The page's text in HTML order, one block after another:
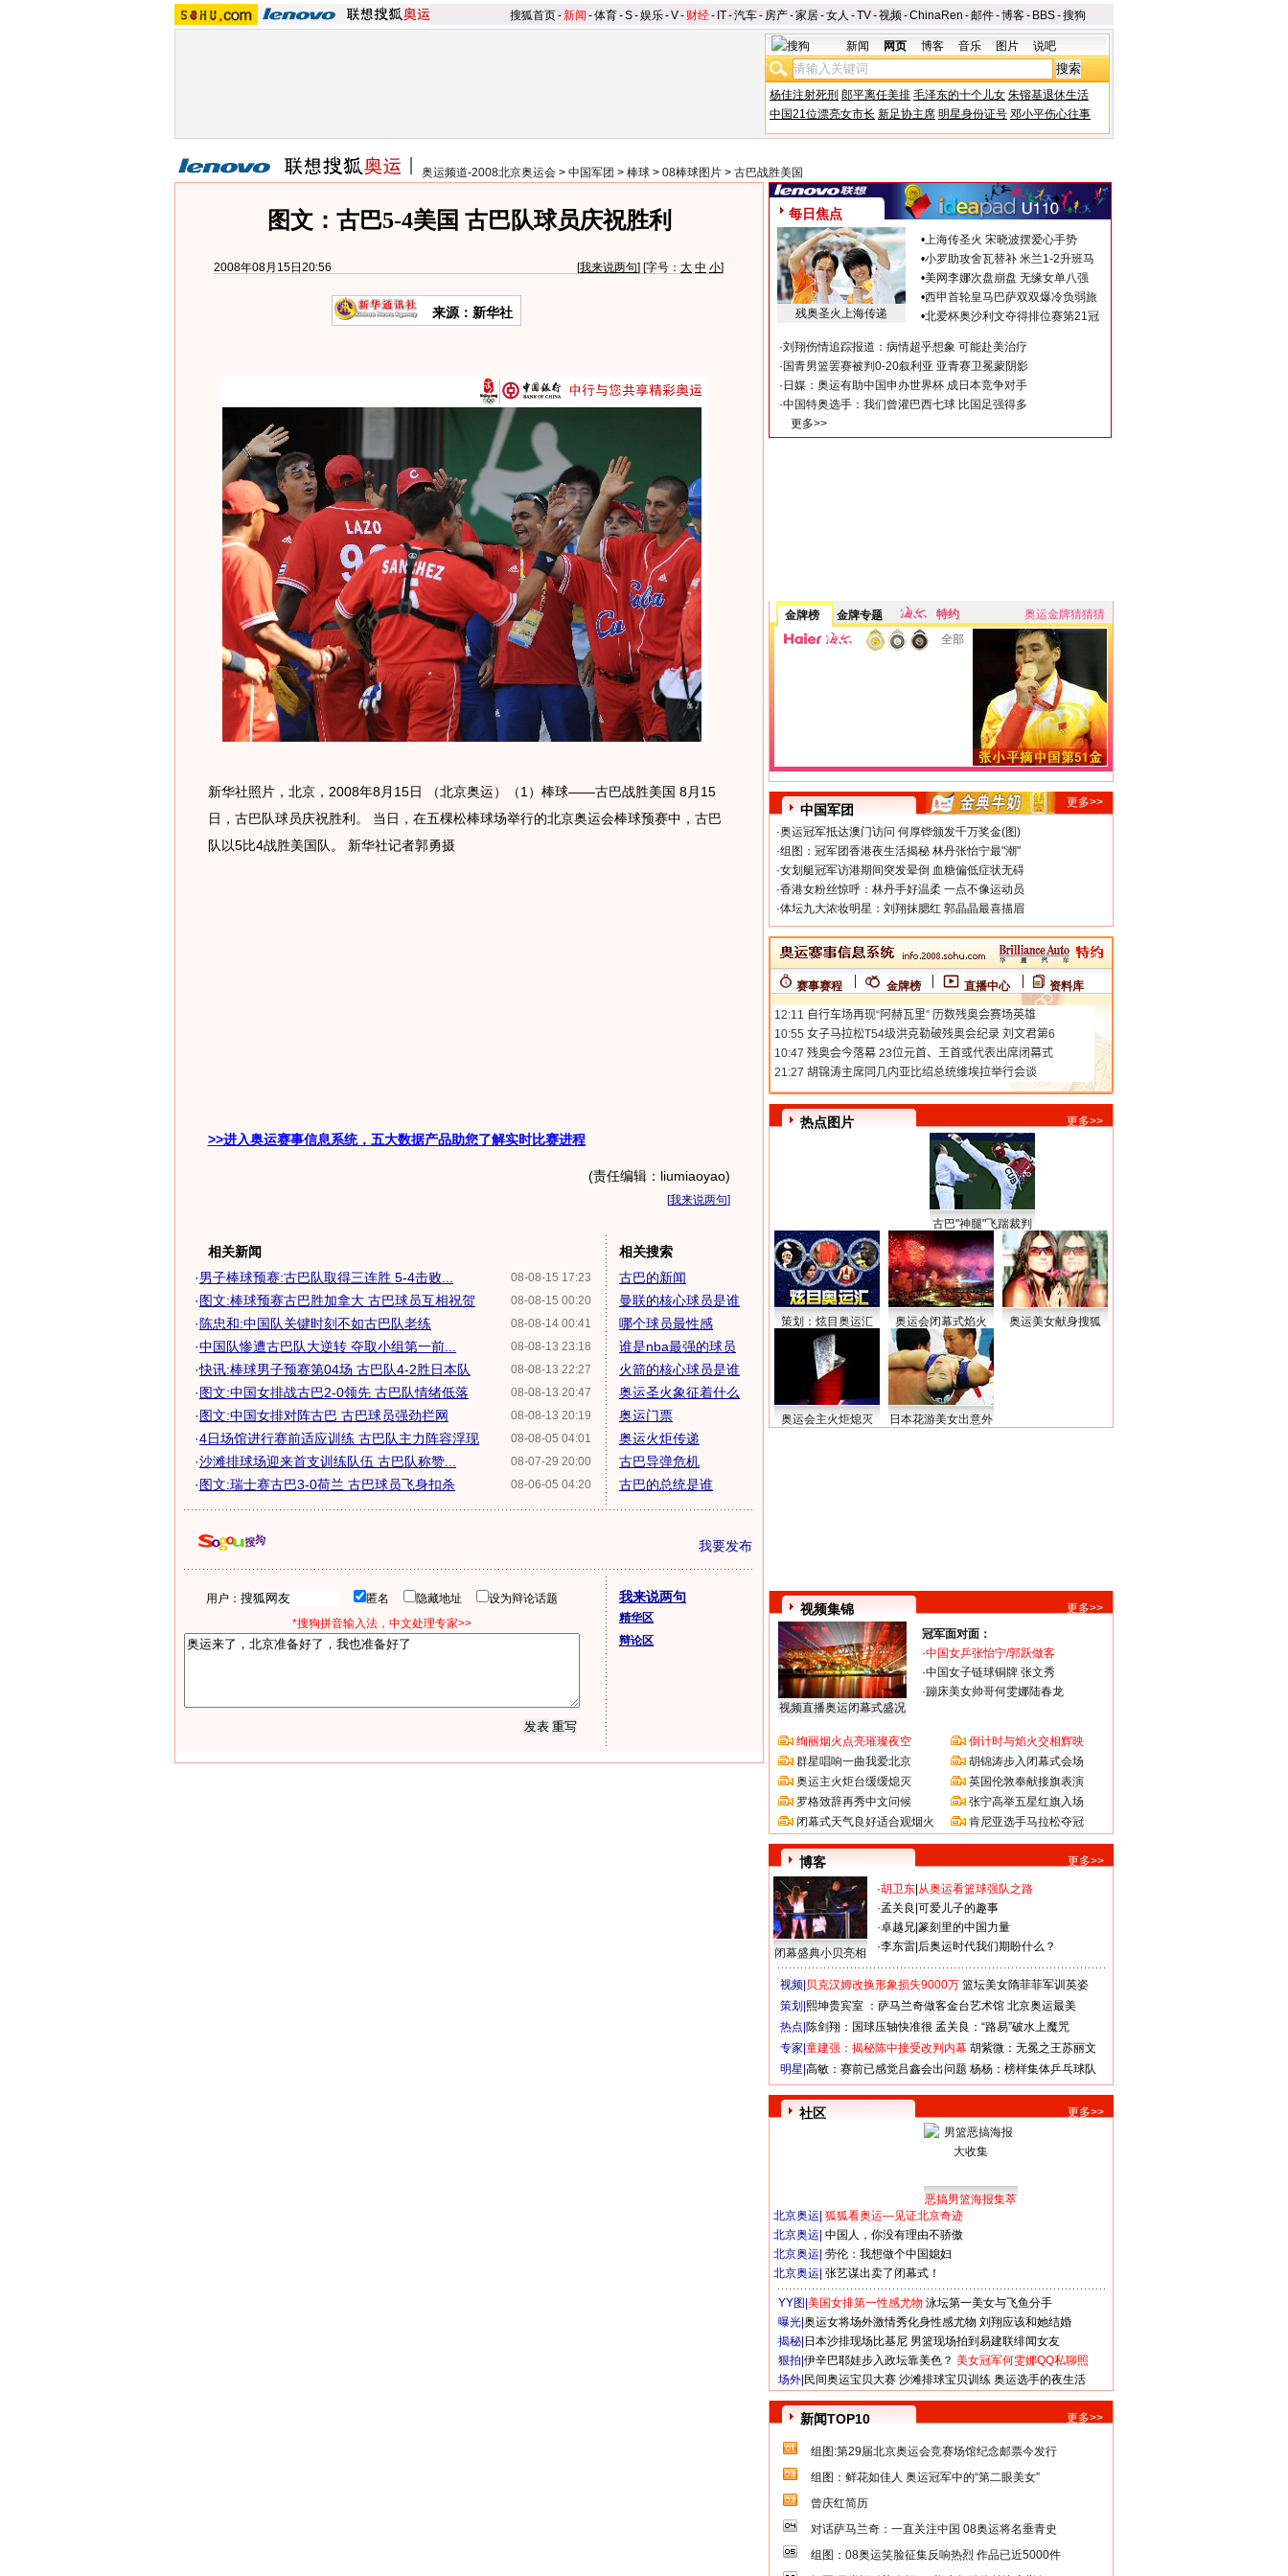
搜狐首页-新闻 -体育-S-娱乐-V- 财经- IT-汽车- 房产-家居-女人 -TV-视频-ChinaRen -邮件-博客- BBS-搜狗
新闻 网页 博客 音乐 图片 说吧
杨佳注射死刑 郎平离任美排 毛泽东的十个儿女 朱镕基退休生活
中国21位漂亮女市长 新足协主席 明星身份证号 邓小平伤心往事
奥运频道-2008北京奥运会 > 中国军团 > 棒球 > 08棒球图片 > 古巴战胜美国
图文：古巴5-4美国 古巴队球员庆祝胜利
2008年08月15日20:56 [我来说两句] [字号： 大 中 小]
来源：新华社
新华社照片，北京，2008年8月15日 （北京奥运）（1）棒球——古巴战胜美国 8月15
日，古巴队球员庆祝胜利。 当日，在五棵松棒球场举行的北京奥运会棒球预赛中，古巴
队以5比4战胜美国队。 新华社记者郭勇摄
>>进入奥运赛事信息系统，五大数据产品助您了解实时比赛进程
(责任编辑：liumiaoyao)
[我来说两句]
相关新闻
08-08-15 17:23
·男子棒球预赛:古巴队取得三连胜 5-4击败...
08-08-15 00:20
·图文:棒球预赛古巴胜加拿大 古巴球员互相祝贺
08-08-14 00:41
· 陈忠和:中国队关键时刻不如古巴队老练
08-08-13 23:18
·中国队惨遭古巴队大逆转 夺取小组第一前...
08-08-13 22:27
·快讯:棒球男子预赛第04场 古巴队4-2胜日本队
08-08-13 20:47
·图文:中国女排战古巴2-0领先 古巴队情绪低落
08-08-13 20:19
·图文:中国女排对阵古巴 古巴球员强劲拦网
08-08-05 04:01
·4日场馆进行赛前适应训练 古巴队主力阵容浮现
08-07-29 20:00
·沙滩排球场迎来首支训练队伍 古巴队称赞...
08-06-05 04:20
·图文:瑞士赛古巴3-0荷兰 古巴球员飞身扣杀
相关搜索
古巴的新闻
曼联的核心球员是谁
哪个球员最性感
谁是nba最强的球员
火箭的核心球员是谁
奥运圣火象征着什么
奥运门票
奥运火炬传递
古巴导弹危机
古巴的总统是谁
我要发布
用户： 匿名 隐藏地址
设为辩论话题
*搜狗拼音输入法，中文处理专家>>
我来说两句
精华区
辩论区
每日焦点
残奥圣火上海传递
•上海传圣火 宋晓波摆爱心手势
•小罗助攻舍瓦替补 米兰1-2升班马
•美网李娜次盘崩盘 无缘女单八强
•西甲首轮皇马巴萨双双爆冷负弱旅
•北爱杯奥沙利文夺得排位赛第21冠
·刘翔伤情追踪报道：病情超乎想象 可能赴美治疗
· 国青男篮罢赛被判0-20叙利亚 亚青赛卫冕蒙阴影
· 日媒：奥运有助中国申办世界杯 成日本竞争对手
·中国特奥选手：我们曾灌巴西七球 比国足强得多
更多>>
金牌榜 金牌专题 特约
奥运金牌猜猜猜
全部
中国军团
更多>>
·奥运冠军抵达澳门访问 何厚铧颁发千万奖金(图)
·组图：冠军团香港夜生活揭秘 林丹张怡宁最"潮"
·女划艇冠军访港期间突发晕倒 血糖偏低症状无碍
·香港女粉丝惊呼：林丹手好温柔 一点不像运动员
·体坛九大浓妆明星：刘翔抹腮红 郭晶晶最喜描眉
赛事赛程 金牌榜 直播中心 资料库
热点图片 更多>>
古巴"神腿"飞踹裁判
策划：炫目奥运汇 奥运会闭幕式焰火 奥运美女献身搜狐
奥运会主火炬熄灭 日本花游美女出意外
视频集锦 更多>>
视频直播奥运闭幕式盛况
冠军面对面：
·中国女乒张怡宁/郭跃做客
·中国女子链球铜牌 张文秀
·蹦床美女帅哥何雯娜陆春龙
绚丽烟火点亮璀璨夜空
群星唱响一曲我爱北京
奥运主火炬台缓缓熄灭
罗格致辞再秀中文问候
闭幕式天气良好适合观烟火
倒计时与焰火交相辉映
胡锦涛步入闭幕式会场
英国伦敦奉献接旗表演
张宁高举五星红旗入场
肯尼亚选手马拉松夺冠
博客 更多>>
闭幕盛典小贝亮相
·胡卫东 从奥运看篮球强队之路
·孟关良 可爱儿子的趣事
·卓越兄 篆刻里的中国力量
·李东雷 后奥运时代我们期盼什么？
视频| 贝克汉姆改换形象损失9000万 篮坛美女隋菲菲军训英姿
策划| 熙坤贵宾室 ：萨马兰奇做客金台艺术馆 北京奥运最美
热点| 陈剑翔：国球压轴快准很 孟关良：“路易”破水上魔咒
专家| 童建强：揭秘陈中接受改判内幕 胡紫微：无冕之王苏丽文
明星| 高敏：赛前已感觉吕鑫会出问题 杨杨：榜样集体乒乓球队
社区 更多>>
恶搞男篮海报集萃
北京奥运 狐狐看奥运—见证北京奇迹
北京奥运 中国人，你没有理由不骄傲
北京奥运 劳伦：我想做个中国媳妇
北京奥运 张艺谋出卖了闭幕式！
YY图| 美国女排第一性感尤物 泳坛第一美女与飞鱼分手
曝光| 奥运女将场外激情秀化身性感尤物 刘翔应该和她结婚
揭秘| 日本沙排现场比基尼 男篮现场拍到易建联绯闻女友
狠拍| 伊辛巴耶娃步入政坛靠美色？ 美女冠军何雯娜QQ私聊照
场外| 民间奥运宝贝大赛 沙滩排球宝贝训练 奥运选手的夜生活
新闻TOP10 更多>>
组图:第29届北京奥运会竞赛场馆纪念邮票今发行
组图：鲜花如佳人 奥运冠军中的“第二眼美女”
曾庆红简历
对话萨马兰奇：一直关注中国 08奥运将名垂青史
组图：08奥运笑脸征集反响热烈 作品已近5000件